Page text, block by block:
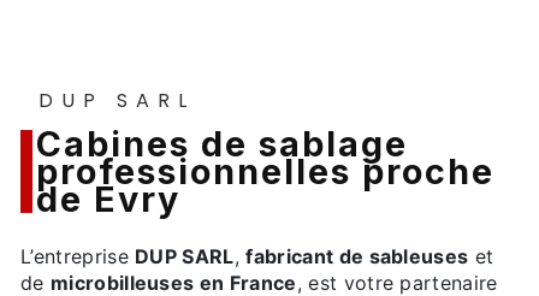
DUP SARL
cabines de sablage
professionnelles proche
de Evry
L’entreprise DUP SARL,fabricant de sableuses et
de microbilleuses en France, est votre partenaire